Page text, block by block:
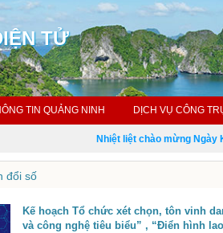
TỬ
TIN QUẢNG NINH DỊCH VỤ CÔNG
Nhiệt liệt chào mừng Ngày
đổi số
Kế hoạch Tổ chức xét chọn, tôn vinh
và công nghệ tiêu biểu” , “Điển hình